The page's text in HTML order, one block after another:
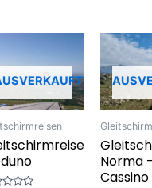
Norma
Cassino